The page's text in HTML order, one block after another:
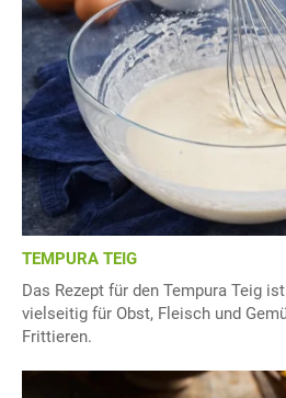
TEMPURA TEIG
Das Rezept für den Tempura Teig
vielseitig für Obst, Fleisch und
Frittieren.